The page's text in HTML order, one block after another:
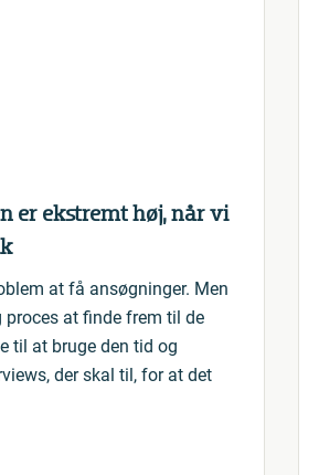
er ekstremt høj, når vi
at få ansøgninger. Men
proces at finde frem til de
til at bruge den tid og
der skal til, for at det